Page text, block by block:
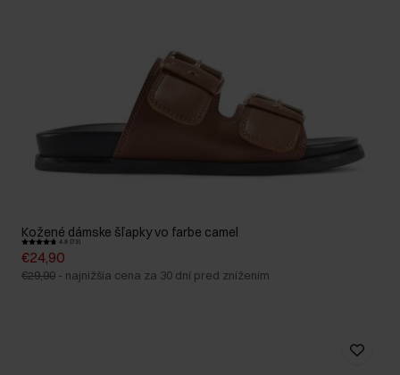
Kožené dámske šľapky vo farbe camel
4.8 (73)
€24,90
€29,90 - najnižšia cena za 30 dní pred znížením